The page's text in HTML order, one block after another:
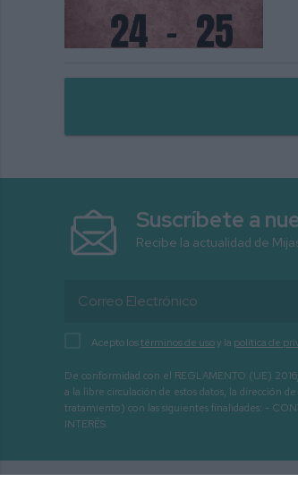
Suscríbete a
Recibe la actualidad de
Acepto lostérminos de usoy la política de
De conformidad con el REGLAMENTO (UE)
a la libre circulación de estos datos, la dirección
tratamiento) con las siguientes finalidades: -
INTERÉS.